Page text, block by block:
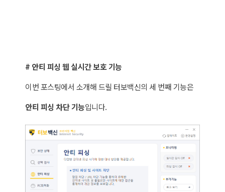
# 안티 피싱 웹 실시간 보호 기능
이번 포스팅에서 소개해 드릴 터보백신의 세 번째 기능은
안티 피싱 차단 기능입니다.